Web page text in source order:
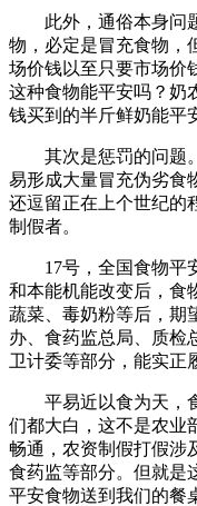
此外，通俗本身问题
物，必定是冒充食物，
场价钱以至只要市场价
这种食物能平安吗？奶
钱买到的半斤鲜奶能平
其次是惩罚的问题。
易形成大量冒充伪劣食
还逗留正在上个世纪的
制假者。
17号，全国食物平安
和本能机能改变后，食
蔬菜、毒奶粉等后，期
办、食药监总局、质检
卫计委等部分，能实正
平易近以食为天，食
们都大白，这不是农业
畅通，农资制假打假涉
食药监等部分。但就是
平安食物送到我们的餐